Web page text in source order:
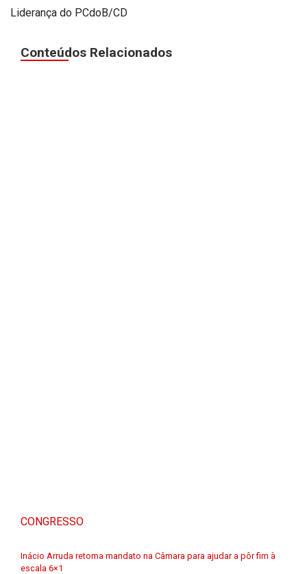
Liderança do PCdoB/CD
Conteúdos Relacionados
CONGRESSO
Inácio Arruda retoma mandato na Câmara para ajudar a pôr fim à
escala 6×1